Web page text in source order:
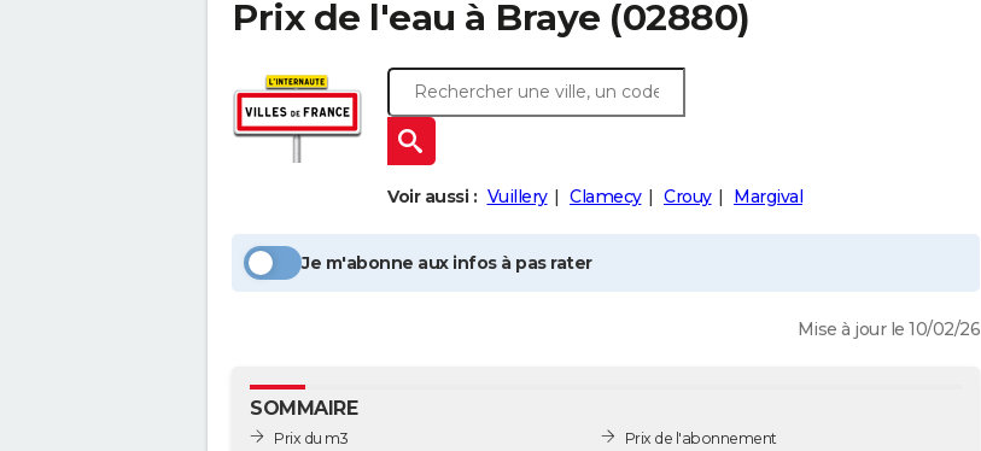
Prix de l'eau à Braye (02880)
Voir aussi : Vuillery Clamecy Crouy Margival
Je m'abonne aux infos à pas rater
Mise à jour le 10/02/26
SOMMAIRE
Prix du m3
Prix de l'abonnement